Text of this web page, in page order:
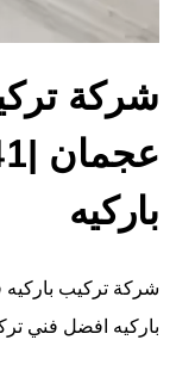
شركة
باركيه
باركيه افضل فني